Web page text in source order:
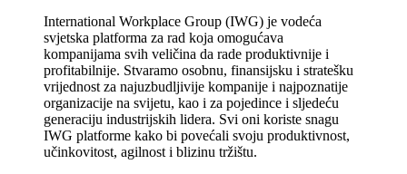
International Workplace Group (IWG) je vodeća
svjetska platforma za rad koja omogućava
kompanijama svih veličina da rade produktivnije i
profitabilnije. Stvaramo osobnu, finansijsku i stratešku
vrijednost za najuzbudljivije kompanije i najpoznatije
organizacije na svijetu, kao i za pojedince i sljedeću
generaciju industrijskih lidera. Svi oni koriste snagu
IWG platforme kako bi povećali svoju produktivnost,
učinkovitost, agilnost i blizinu tržištu.